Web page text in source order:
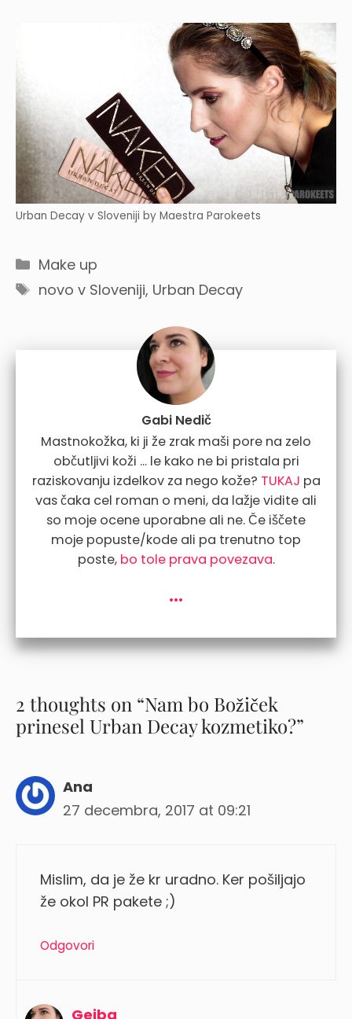
Urban Decay v Sloveniji by Maestra Parokeets
Categories
Make up
Tags
novo v Sloveniji, Urban Decay
Gabi Nedič
Mastnokožka, ki ji že zrak maši pore na zelo
občutljivi koži ... le kako ne bi pristala pri
raziskovanju izdelkov za nego kože? TUKAJ pa
vas čaka cel roman o meni, da lažje vidite ali
so moje ocene uporabne ali ne. Če iščete
moje popuste/kode ali pa trenutno top
poste, bo tole prava povezava.
...
2 thoughts on “Nam bo Božiček
prinesel Urban Decay kozmetiko?”
Ana
27 decembra, 2017 at 09:21
Mislim, da je že kr uradno. Ker pošiljajo
že okol PR pakete ;)
Odgovori
Gejba